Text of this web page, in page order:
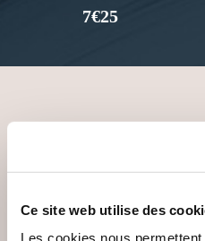
Ce site web utilise des
Les cookies nous
7€25
VOUS AIMEREZ